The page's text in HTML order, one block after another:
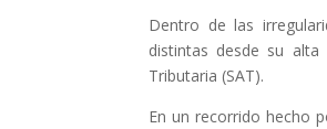
Dentro de las
distintas desde su alta
Tributaria (SAT).
En un recorrido hecho